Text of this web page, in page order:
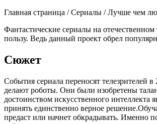
Главная страница / Сериалы / Лучше чем
Фантастические сериалы на
пользу. Ведь данный проект обрел
Сюжет
События сериала переносят
делают роботы. Они были изобретены
достоинством искусственного
принять единственно верное
предаст или начнет обкрадывать. Именно